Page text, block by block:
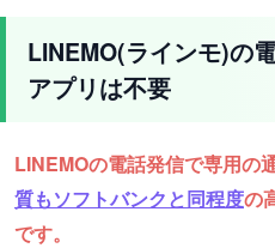
LINEMO(ラインモ)の
アプリは不要
LINEMOの電話発信で専用の
質もソフトバンクと同程度の
です。